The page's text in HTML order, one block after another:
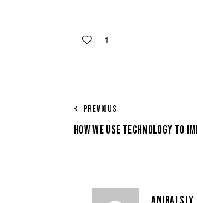
1
PREVIOUS
HOW WE USE TECHNOLOGY TO